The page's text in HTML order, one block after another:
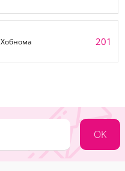
Хобнома 201
OK